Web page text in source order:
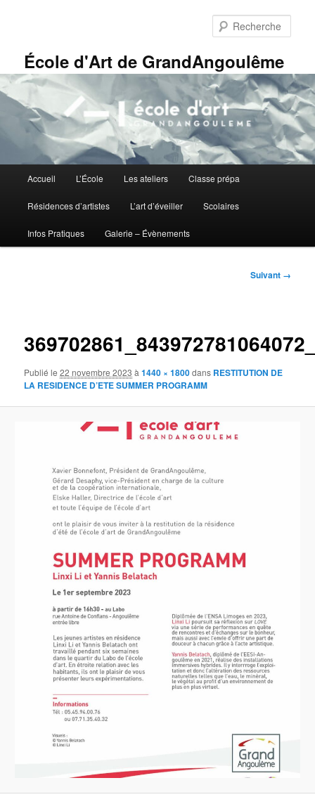
principalÉcole d'Art de GrandAngoulême
principal
Accueil L’École Les ateliers Classe prépa
Résidences d’artistes L’art d’éveiller Scolaires
Infos Pratiques Galerie – Évènements
Suivant →
Publié le22 novembre 2023 à1440 × 1800dans RESTITUTION DE
LA RESIDENCE D’ETE SUMMER PROGRAMM